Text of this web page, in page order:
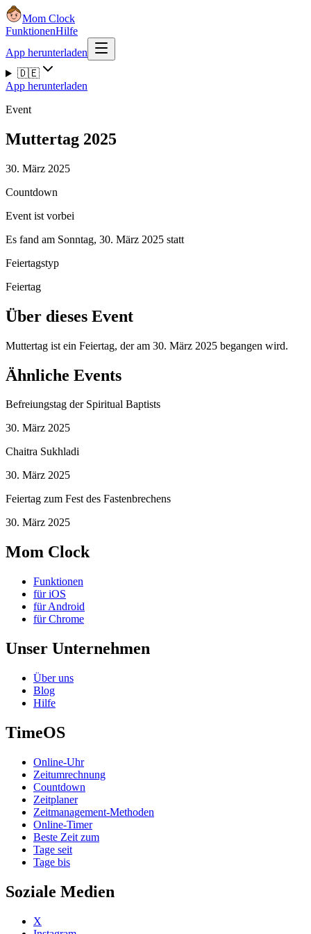
Mom Clock
FunktionenHilfe
App herunterladen
🇩🇪
App herunterladen
Event
Muttertag 2025
30. März 2025
Countdown
Event ist vorbei
Es fand am Sonntag, 30. März 2025 statt
Feiertagstyp
Feiertag
Über dieses Event
Muttertag ist ein Feiertag, der am 30. März 2025 begangen wird.
Ähnliche Events
Befreiungstag der Spiritual Baptists
30. März 2025
Chaitra Sukhladi
30. März 2025
Feiertag zum Fest des Fastenbrechens
30. März 2025
Mom Clock
Funktionen
für iOS
für Android
für Chrome
Unser Unternehmen
Über uns
Blog
Hilfe
TimeOS
Online-Uhr
Zeitumrechnung
Countdown
Zeitplaner
Zeitmanagement-Methoden
Online-Timer
Beste Zeit zum
Tage seit
Tage bis
Soziale Medien
X